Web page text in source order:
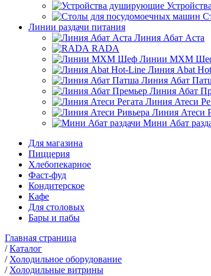
Линии раздачи питания
Линия Абат Аста
RADA
Линии МХМ
Линия Abat
Линия Абат
Линия Абат
Линия Атеси
Линия Атеси
Мини Абат
Для магазина
Пиццерия
Хлебопекарное
Фаст-фуд
Кондитерское
Кафе
Для столовых
Бары и пабы
Главная страница
/Каталог
/ Холодильное оборудование
/ Холодильные витрины